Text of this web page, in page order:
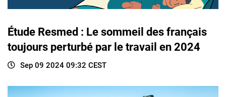
Étude Resmed : Le sommeil des français
toujours perturbé par le travail en 2024
Sep 09 2024 09:32 CEST